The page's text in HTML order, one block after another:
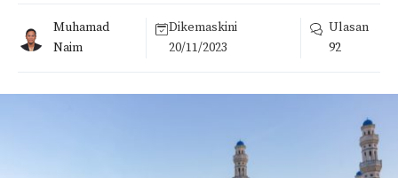
Muhamad
Naim
Dikemaskini
20/11/2023
Ulasan
92